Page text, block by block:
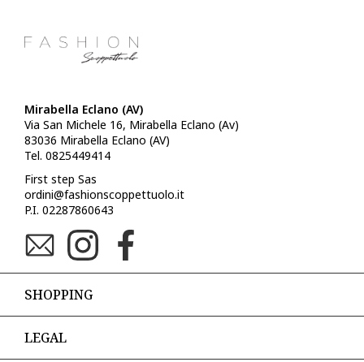
Mirabella Eclano (AV)
Via San Michele 16, Mirabella Eclano (Av)
83036 Mirabella Eclano (AV)
Tel. 0825449414
First step Sas
ordini@fashionscoppettuolo.it
P.I. 02287860643
SHOPPING
LEGAL